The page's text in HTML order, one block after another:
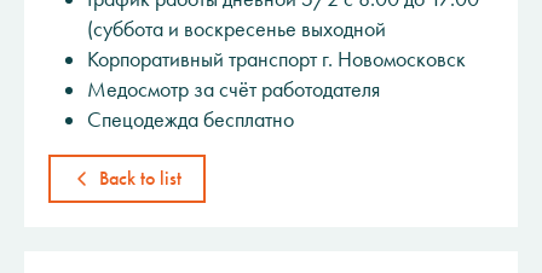
(суббота и воскресенье выходной
Корпоративный транспорт г. Новомосковск
Медосмотр за счёт работодателя
Спецодежда бесплатно
Back to list